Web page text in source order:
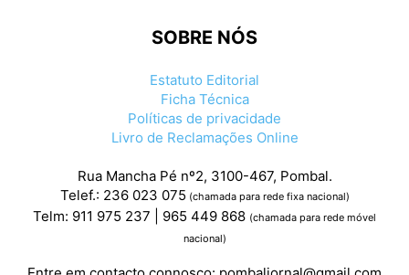
SOBRE NÓS
Estatuto Editorial
Ficha Técnica
Políticas de privacidade
Livro de Reclamações Online
Rua Mancha Pé nº2, 3100-467, Pombal.
Telef.: 236 023 075 (chamada para rede fixa nacional)
Telm: 911 975 237 | 965 449 868 (chamada para rede móvel
nacional)